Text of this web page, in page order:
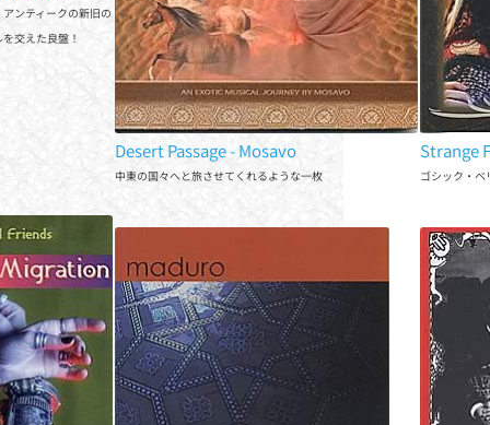
ンティークの新旧のスタイ
良盤！
Desert Passage - Mosavo
中東の国々へと旅させてくれるような一枚 ゴ